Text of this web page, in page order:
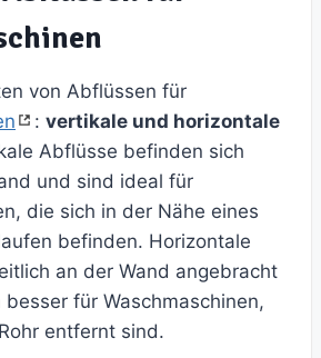
von Abflüssen für
: vertikale und horizontale
Abflüsse befinden sich
und sind ideal für
die sich in der Nähe eines
befinden. Horizontale
an der Wand angebracht
für Waschmaschinen,
entfernt sind.